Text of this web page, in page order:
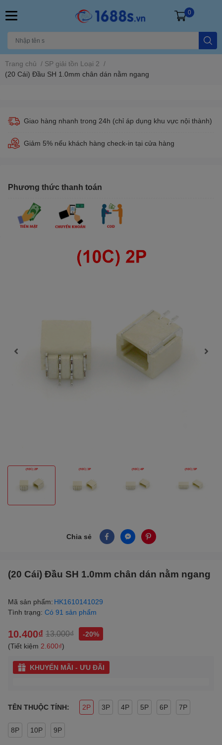
0
Trang chủ / SP giải tồn Loại 2 /
(20 Cái) Đầu SH 1.0mm chân dán nằm ngang
Giao hàng nhanh trong 24h (chỉ áp dụng khu vực nội thành)
Giảm 5% nếu khách hàng check-in tại cửa hàng
Phương thức thanh toán
Chia sẻ
(20 Cái) Đầu SH 1.0mm chân dán nằm ngang
Mã sản phẩm: HK1610141029
Tình trạng: Có 91 sản phẩm
10.400₫ 13.000₫
-20%
(Tiết kiệm 2.600₫)
KHUYẾN MÃI - ƯU ĐÃI
TÊN THUỘC TÍNH: 2P 3P 4P 5P 6P 7P
8P 10P 9P